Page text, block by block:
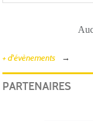
+ d'évènements
PARTENAIRES